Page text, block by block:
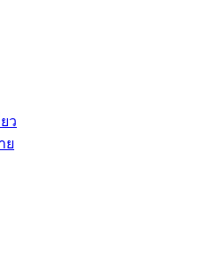
ว
ย